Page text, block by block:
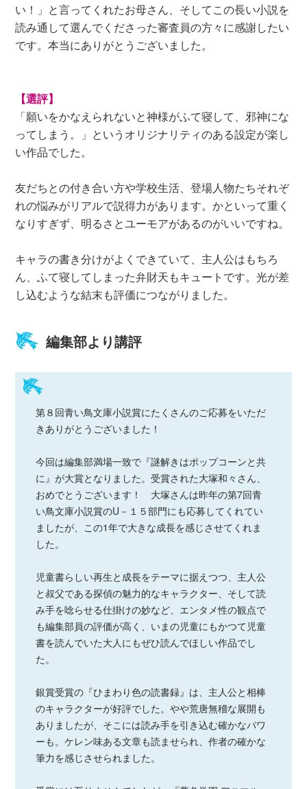
い！」と言ってくれたお母さん、そしてこの長い小説を
読み通して選んでくださった審査員の方々に感謝したい
です。本当にありがとうございました。
【選評】
「願いをかなえられないと神様がふて寝して、邪神にな
ってしまう。」というオリジナリティのある設定が楽し
い作品でした。
友だちとの付き合い方や学校生活、登場人物たちそれぞ
れの悩みがリアルで説得力があります。かといって重く
なりすぎず、明るさとユーモアがあるのがいいですね。
キャラの書き分けがよくできていて、主人公はもちろ
ん、ふて寝してしまった弁財天もキュートです。光が差
し込むような結末も評価につながりました。
編集部より講評
第８回青い鳥文庫小説賞にたくさんのご応募をいただ
きありがとうございました！
今回は編集部満場一致で『謎解きはポップコーンと共
に』が大賞となりました。受賞された大塚和々さん、
おめでとうございます！ 大塚さんは昨年の第7回青
い鳥文庫小説賞のU－１５部門にも応募してくれてい
ましたが、この1年で大きな成長を感じさせてくれま
した。
児童書らしい再生と成長をテーマに据えつつ、主人公
と叔父である探偵の魅力的なキャラクター、そして読
み手を唸らせる仕掛けの妙など、エンタメ性の観点で
も編集部員の評価が高く、いまの児童にもかつて児童
書を読んでいた大人にもぜひ読んでほしい作品でし
た。
銀賞受賞の『ひまわり色の読書録』は、主人公と相棒
のキャラクターが好評でした。やや荒唐無稽な展開も
ありましたが、そこには読み手を引き込む確かなパワ
ーも。ケレン味ある文章も読ませられ、作者の確かな
筆力を感じさせられました。